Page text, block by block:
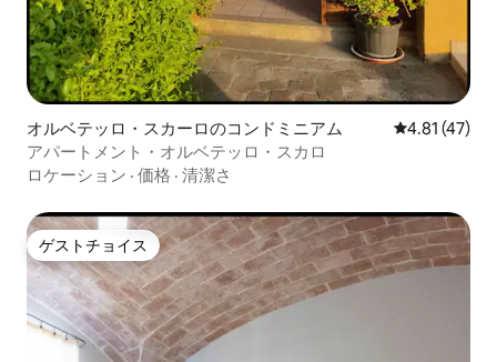
オルベテッロ・スカーロのコンドミニアム レビュー47
4.81 (47)
アパートメント・オルベテッロ・スカロ
ロケーション · 価格 · 清潔さ
ゲストチョイス
ゲストチョイス